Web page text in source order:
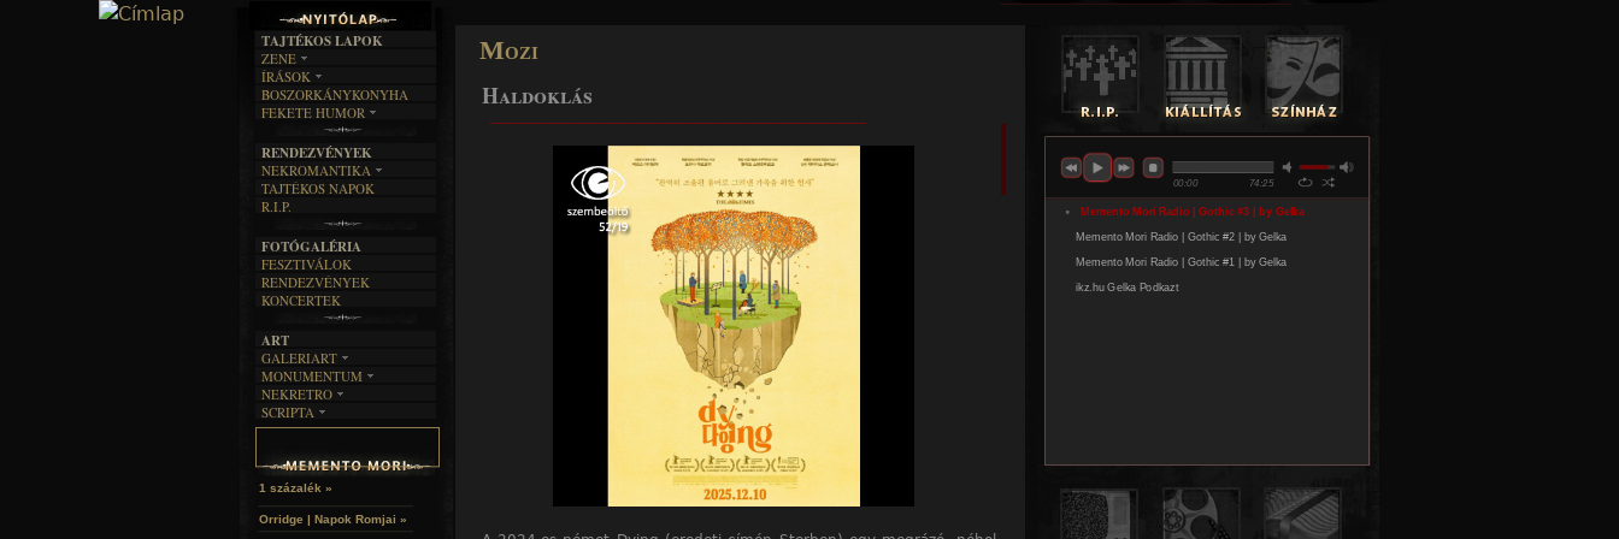
Mozi
Haldoklás
TAJTÉKOS LAPOK
ZENE
EGYÜTTESEK
INTERJÚK
FORDÍTÁSOK
DALSZÖVEGEK
ÍRÁSOK
IRODALOM
FILM
MŰVÉSZET
ÍRÁSTÖRTÉNET
BOSZORKÁNYKONYHA
FEKETE HUMOR
SZÖVEGES
RENDEZVÉNYEK
NEKROMANTIKA
AKTUÁLIS
A MÚLT
TAJTÉKOS NAPOK
R.I.P.
FOTÓGALÉRIA
FESZTIVÁLOK
RENDEZVÉNYEK
KONCERTEK
ART
GALERIART
ARTGALERI
KÉPREGÉNYEK
LAKÁSKULTS
MONUMENTUM
TEMETŐK
TEMPLOMOK
HELYEK
NEKRETRO
SZUBKULT
RELIKVIÁK
SCRIPTA
NOVELLÁK
HALÁLTÁNC
1 százalék »
Orridge | Napok Romjai »